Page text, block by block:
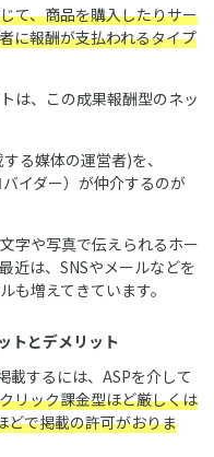
て、商品を購入したりサー
に報酬が支払われるタイプ
は、この成果報酬型のネッ
る媒体の運営者)を、
イダー）が仲介するのが
字や写真で伝えられるホー
近は、SNSやメールなどを
も増えてきています。
トとデメリット
載するには、ASPを介して
リック課金型ほど厳しくは
どで掲載の許可がおりま